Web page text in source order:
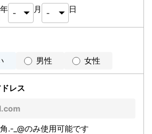
年 月 日
男性 女性
レス
.-_@のみ使用可能です